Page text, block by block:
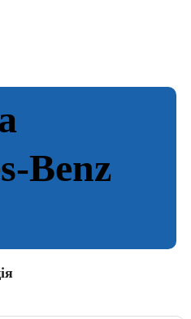
Benz